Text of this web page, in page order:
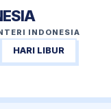
INDONESIA
HARI LIBUR